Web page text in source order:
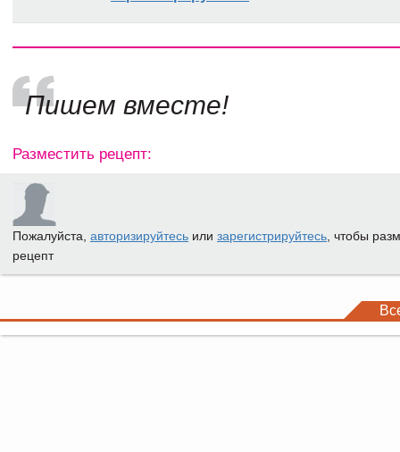
Пишем вместе!
Разместить рецепт:
Пожалуйста, авторизируйтесь или зарегистрируйтесь , чтобы
рецепт